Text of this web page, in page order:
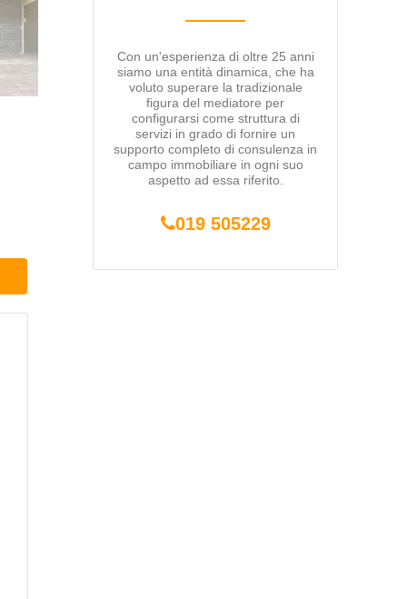
Con un'esperienza di oltre 25 anni
siamo una entità dinamica, che ha
voluto superare la tradizionale
figura del mediatore per
configurarsi come struttura di
servizi in grado di fornire un
supporto completo di consulenza in
campo immobiliare in ogni suo
aspetto ad essa riferito.
019 505229